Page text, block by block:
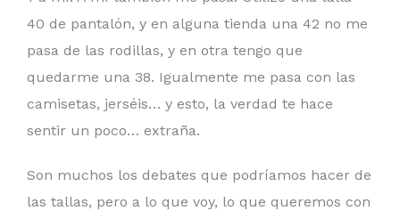
40 de pantalón, y en alguna tienda una 42 no me
pasa de las rodillas, y en otra tengo que
quedarme una 38. Igualmente me pasa con las
camisetas, jerséis… y esto, la verdad te hace
sentir un poco… extraña.
Son muchos los debates que podríamos hacer de
las tallas, pero a lo que voy, lo que queremos con